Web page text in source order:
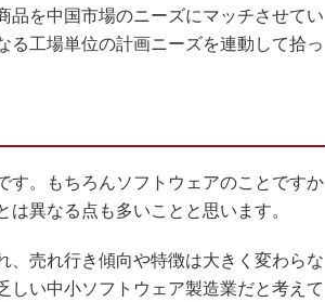
を中国市場のニーズにマッチさせてい
る工場単位の計画ニーズを連動して拾っ
。もちろんソフトウェアのことですか
異なる点も多いことと思います。
売れ行き傾向や特徴は大きく変わらな
しい中小ソフトウェア製造業だと考えて